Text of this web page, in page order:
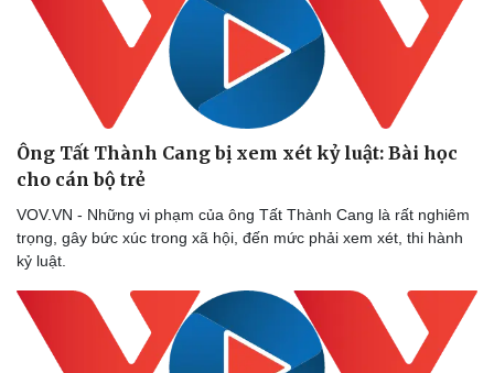
Ông Tất Thành Cang bị xem xét kỷ luật: Bài học
cho cán bộ trẻ
VOV.VN - Những vi phạm của ông Tất Thành Cang là rất nghiêm
trọng, gây bức xúc trong xã hội, đến mức phải xem xét, thi hành
kỷ luật.